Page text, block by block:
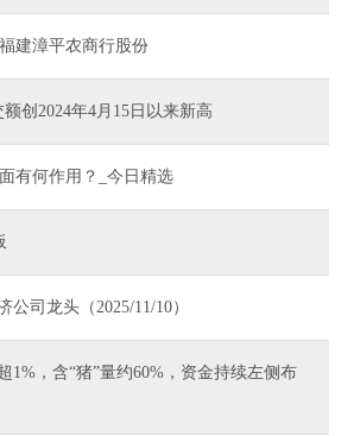
建漳平农商行股份
创2024年4月15日以来新高
有何作用？_今日精选
司龙头（2025/11/10）
1%，含“猪”量约60%，资金持续左侧布